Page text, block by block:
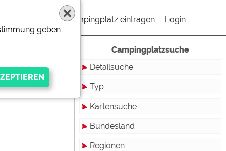
Campingplatz eintragen Login
Campingplatzsuche
Detailsuche
Typ
Touristikstellplätze
Dauerstellplätze
Reisemobilstellplätze
Kartensuche
Bundesland
Baden-Württemberg
Regionen
geben